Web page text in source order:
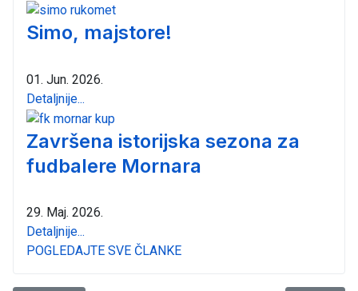
Simo, majstore!
01. Jun. 2026.
Detaljnije...
Završena istorijska sezona za
fudbalere Mornara
29. Maj. 2026.
Detaljnije...
POGLEDAJTE SVE ČLANKE